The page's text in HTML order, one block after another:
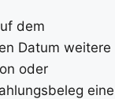
dem
Datum weitere
oder
eine